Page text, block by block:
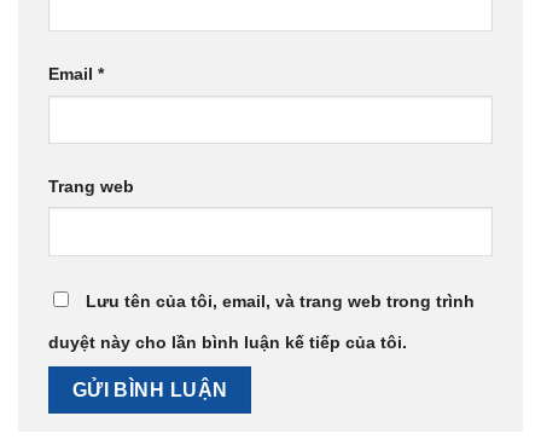
Email *
Trang web
Lưu tên của tôi, email, và trang web trong trình
duyệt này cho lần bình luận kế tiếp của tôi.